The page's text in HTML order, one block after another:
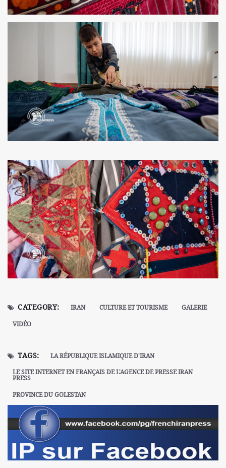
CATEGORY: IRAN CULTURE ET TOURISME
GALERIE
VIDÉO
TAGS:
LA RÉPUBLIQUE ISLAMIQUE D'IRAN
LE SITE INTERNET EN FRANÇAIS DE L'AGENCE DE PRESSE IRAN
PRESS
PROVINCE DU GOLESTAN